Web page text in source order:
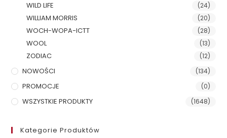
WILD LIFE (24)
WILLIAM MORRIS (20)
WOCH-WOPA-ICTT (28)
WOOL (13)
ZODIAC (12)
NOWOŚCI (134)
PROMOCJE (0)
WSZYSTKIE PRODUKTY (1648)
Kategorie Produktów